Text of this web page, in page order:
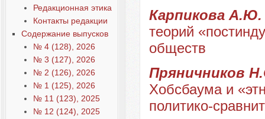
Редакционная этика
Контакты редакции
Содержание выпусков
№ 4 (128), 2026
№ 3 (127), 2026
№ 2 (126), 2026
№ 1 (125), 2026
№ 11 (123), 2025
№ 12 (124), 2025
Карпикова
теорий
обществ
Пряничников
Хобсбаума и
политико-